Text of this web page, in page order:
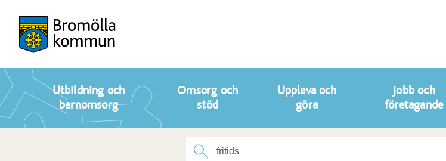
Utbildning och
barnomsorg
Omsorg och
stöd
Uppleva och
göra
Jobb och
företagande